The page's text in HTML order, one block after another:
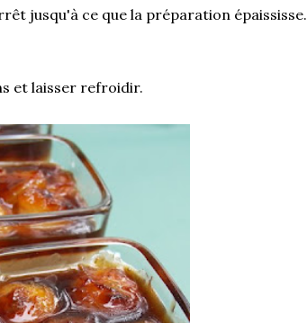
jusqu'à ce que la préparation épaississe.
et laisser refroidir.